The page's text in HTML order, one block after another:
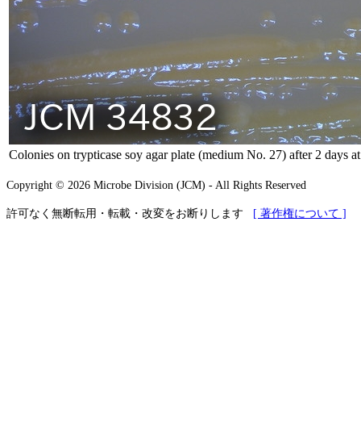
Colonies on trypticase soy agar plate (medium No. 27) after 2 days
Copyright © 2026 Microbe Division (JCM) - All Rights Reserved
許可なく無断転用・転載・改変をお断りします [ 著作権について ]